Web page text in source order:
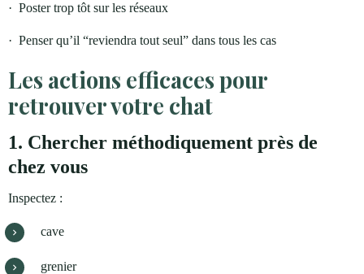
· Poster trop tôt sur les réseaux
· Penser qu’il “reviendra tout seul” dans tous les cas
Les actions efficaces pour
retrouver votre chat
1. Chercher méthodiquement près de
chez vous
Inspectez :
cave
grenier